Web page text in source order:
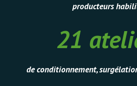
producteurs
21
de conditionnement,